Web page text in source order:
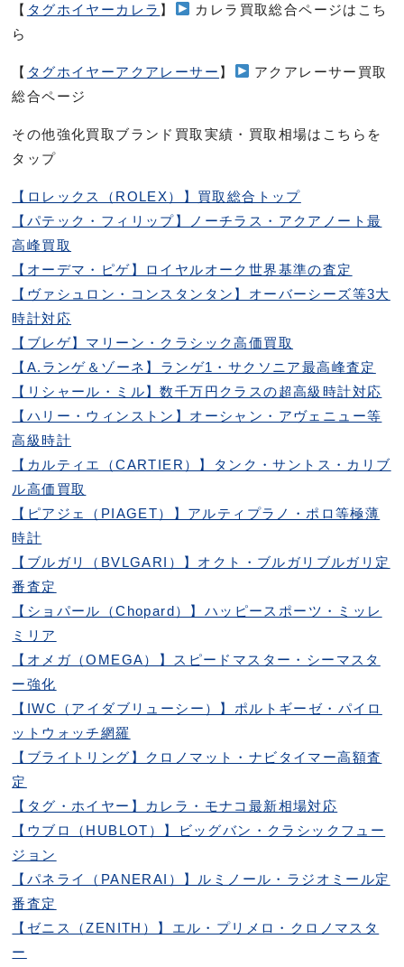
【 タグホイヤーカレラ 】
カレラ買取総合ページはこち
ら
【 タグホイヤーアクアレーサー 】
アクアレーサー買取
総合ページ
その他強化買取ブランド買取実績・買取相場はこちらを
タップ
【ロレックス（ROLEX）】買取総合トップ
【パテック・フィリップ】ノーチラス・アクアノート最
高峰買取
【オーデマ・ピゲ】ロイヤルオーク世界基準の査定
【ヴァシュロン・コンスタンタン】オーバーシーズ等3大
時計対応
【ブレゲ】マリーン・クラシック高価買取
【A.ランゲ＆ゾーネ】ランゲ1・サクソニア最高峰査定
【リシャール・ミル】数千万円クラスの超高級時計対応
【ハリー・ウィンストン】オーシャン・アヴェニュー等
高級時計
【カルティエ（CARTIER）】タンク・サントス・カリブ
ル高価買取
【ピアジェ（PIAGET）】アルティプラノ・ポロ等極薄
時計
【ブルガリ（BVLGARI）】オクト・ブルガリブルガリ定
番査定
【ショパール（Chopard）】ハッピースポーツ・ミッレ
ミリア
【オメガ（OMEGA）】スピードマスター・シーマスタ
ー強化
【IWC（アイダブリューシー）】ポルトギーゼ・パイロ
ットウォッチ網羅
【ブライトリング】クロノマット・ナビタイマー高額査
定
【タグ・ホイヤー】カレラ・モナコ最新相場対応
【ウブロ（HUBLOT）】ビッグバン・クラシックフュー
ジョン
【パネライ（PANERAI）】ルミノール・ラジオミール定
番査定
【ゼニス（ZENITH）】エル・プリメロ・クロノマスタ
ー